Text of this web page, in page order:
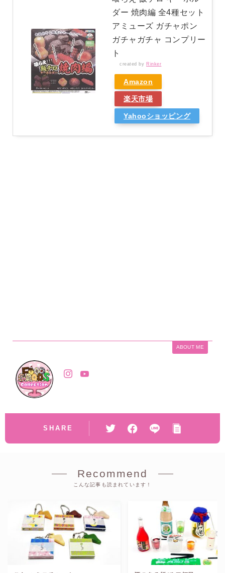
ダー 焼肉編 全4種セット
アミューズ ガチャポン
ガチャガチャ コンプリー
ト
created by Rinker
Amazon
楽天市場
Yahooショッピング
ABOUT ME
SHARE
Recommend
こんな記事も読まれています！